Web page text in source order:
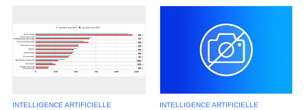
INTELLIGENCE ARTIFICIELLE INTELLIGENCE ARTIFICIELLE